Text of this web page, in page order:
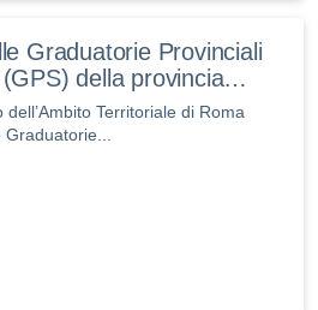
Graduatorie Provinciali
della provincia…
Territoriale di Roma